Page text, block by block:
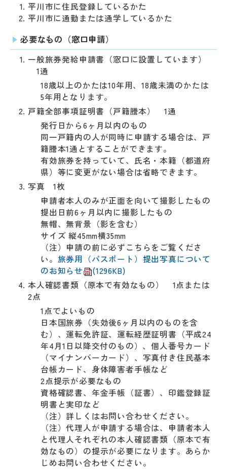
平川市に住民登録しているかた
平川市に通勤または通学しているかた
必要なもの（窓口申請）
一般旅券発給申請書（窓口に設置しています）
1通
18歳以上のかたは10年用、18歳未満のかたは
5年用となります。
戸籍全部事項証明書（戸籍謄本） 1通
発行日から6ヶ月以内のもの
同一戸籍内の人が同時に申請する場合は、戸
籍謄本1通とすることができます。
有効旅券を持っていて、氏名・本籍（都道府
県）等に変更がない場合は省略できます。
写真 1枚
申請者本人のみが正面を向いて撮影したもの
提出日前6ヶ月以内に撮影したもの
無帽、無背景（影を含む）
サイズ 縦45mm横35mm
（注）申請の前に必ずこちらをご覧くださ
い。 旅券用（パスポート）提出写真について
のお知らせ
(1296KB)
本人確認書類（原本で有効なもの） 1点または
2点
1点でよいもの
日本国旅券（失効後6ヶ月以内のものを含
む）、運転免許証、運転経歴証明書（平成24
年4月1日以降交付のもの）、個人番号カード
（マイナンバーカード）、写真付き住民基本
台帳カード、身体障害者手帳など
2点提示が必要なもの
資格確認書、年金手帳（証書）、印鑑登録証
明書と実印など
（注）詳しくはお問い合わせください。
（注）代理人が申請する場合は、申請者本人
と代理人それぞれの本人確認書類（原本で有
効なもの）の提示が必要になります。あらか
じめお問い合わせください。